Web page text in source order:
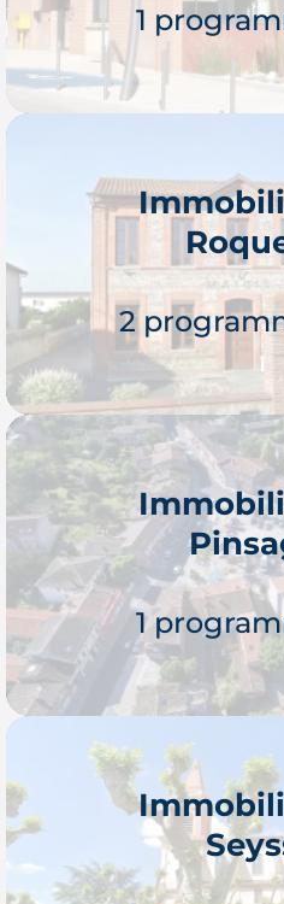
1
Je
2
Je
1
Je